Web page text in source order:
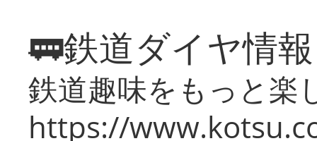
🚃鉄道ダイヤ情
鉄道趣味をもっと楽
https://